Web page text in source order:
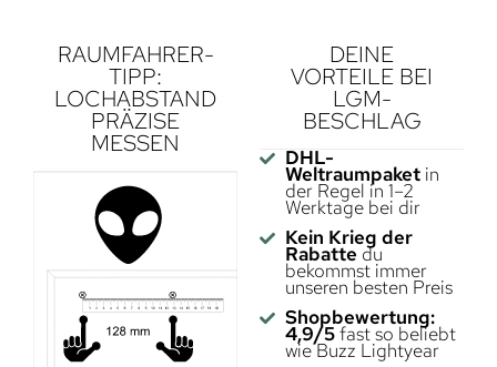
RAUMFAHRER-
TIPP:
LOCHABSTAND
PRÄZISE
MESSEN
DEINE
VORTEILE BEI
LGM-
BESCHLAG
DHL-
Weltraumpaketin
der Regel in 1–2
Werktage bei dir
Kein Krieg der
Rabatte du
bekommst immer
unseren besten Preis
Shopbewertung:
4,9/5fast so beliebt
wie Buzz Lightyear